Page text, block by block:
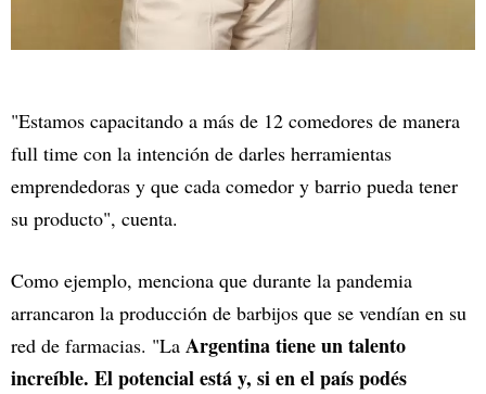
"Estamos capacitando a más de 12 comedores de manera
full time con la intención de darles herramientas
emprendedoras y que cada comedor y barrio pueda tener
su producto", cuenta.
Como ejemplo, menciona que durante la pandemia
arrancaron la producción de barbijos que se vendían en su
red de farmacias. "La Argentina tiene un talento
increíble. El potencial está y, si en el país podés